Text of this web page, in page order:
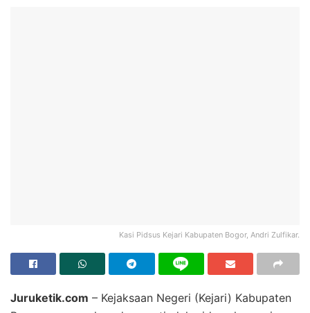
Kasi Pidsus Kejari Kabupaten Bogor, Andri Zulfikar.
Juruketik.com – Kejaksaan Negeri (Kejari) Kabupaten